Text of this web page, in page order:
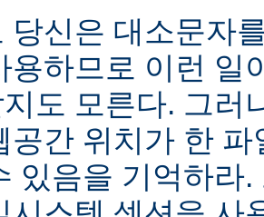
당신은 대소문자
용하므로 이런 일
도 모른다. 그러
공간 위치가 한
있음을 기억하라